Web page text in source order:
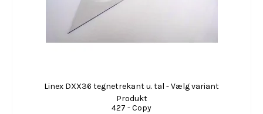
Linex DXX36 tegnetrekant u. tal - Vælg variant
Produkt
427 - Copy